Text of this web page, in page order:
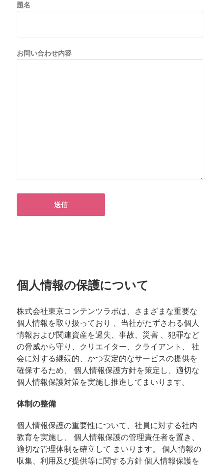
題名
お問い合わせ内容
個人情報の保護について
株式会社東京コンテンツラボは、さまざまな重要な
個人情報を取り扱っており 、当社がたずさわる個人
情報および関連資産を過失、事故、災害 、犯罪など
の脅威から守り、クリエイター、クライアント、 社
会に対する継続的、かつ安定的なサービスの提供を
確保するため、 個人情報保護方針を策定し、適切な
個人情報保護対策を実施し推進してまいります。
体制の整備
個人情報保護の重要性について、社員に対する社内
教育を実施し、 個人情報保護の管理責任者を置き、
適切な管理体制を確立して まいります。 個人情報の
収集、利用及び提供等に関する方針 個人情報保護を